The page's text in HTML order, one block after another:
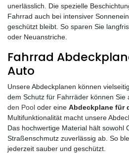
unerlässlich. Die spezielle
Fahrrad auch bei intensiver
geschützt bleibt. So sparen Sie
oder Neuanstriche.
Fahrrad
Auto
Unsere Abdeckplanen können
dem Schutz für Fahrräder können Sie
den Pool oder eine Abdeckplane für
Multifunktionalität macht unsere
Das hochwertige Material hält sowohl
Straßenschmutz zuverlässig ab. So
jederzeit sauber und geschützt.